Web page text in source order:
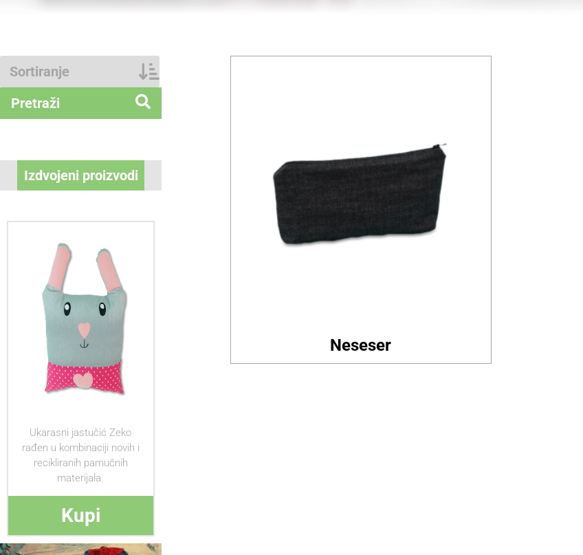
Izdvojeni proizvodi
Ukarasni jastučić Zeko
rađen u kombinaciji novih i
recikliranih pamučnih
materijala.
Kupi
Neseser